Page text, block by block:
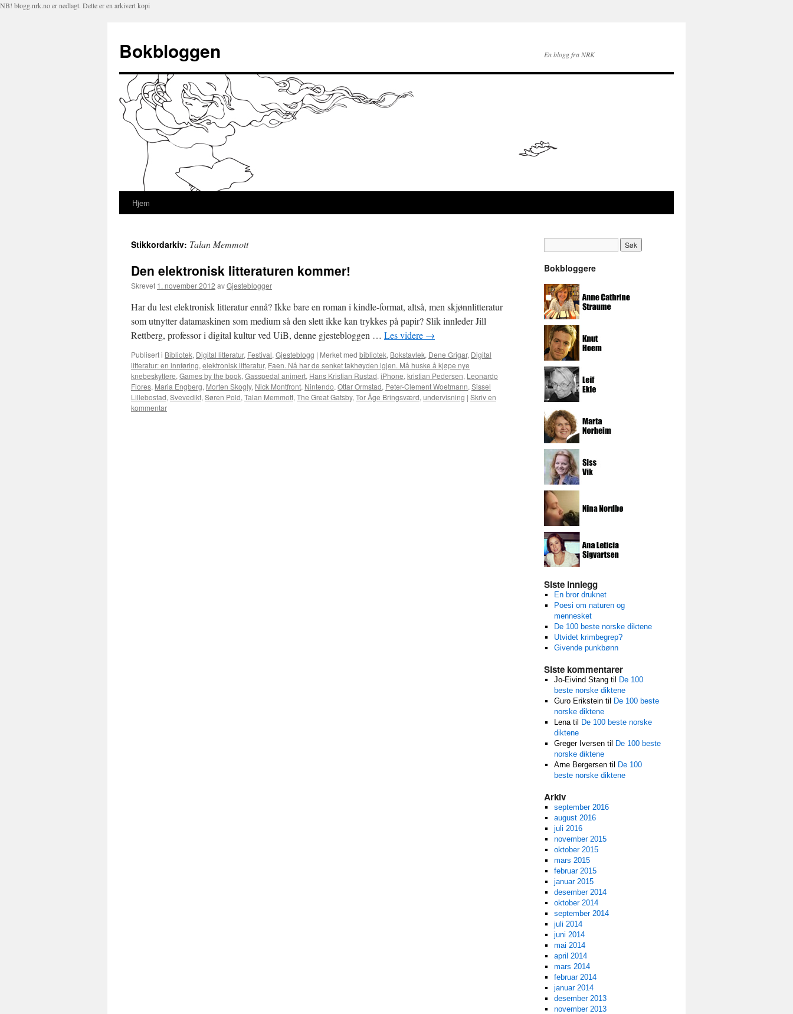
NB! blogg.nrk.no er nedlagt. Dette er en arkivert kopi
Bokbloggen En blogg fra NRK
Hopp
innhold
Hjem
Stikkordarkiv: Talan Memmott
Den elektronisk litteraturen kommer!
Skrevet 1. november 2012 avGjesteblogger
Har du lest elektronisk litteratur ennå? Ikke bare en roman i kindle-format, altså, men skjønnlitteratur
som utnytter datamaskinen som medium så den slett ikke kan trykkes på papir? Slik innleder Jill
Rettberg, professor i digital kultur ved UiB, denne gjestebloggen … Les videre →
Publisert i Bibliotek, Digital litteratur, Festival, Gjesteblogg | Merket med bibliotek, Bokstavlek, Dene Grigar, Digital
litteratur: en innføring, elektronisk litteratur, Faen. Nå har de senket takhøyden igjen. Må huske å kjøpe nye
knebeskyttere, Games by the book, Gasspedal animert, Hans Kristian Rustad, iPhone, kristian Pedersen, Leonardo
Flores, Maria Engberg, Morten Skogly, Nick Montfront, Nintendo, Ottar Ormstad, Peter-Clement Woetmann, Sissel
Lillebostad, Svevedikt, Søren Pold, Talan Memmott, The Great Gatsby, Tor Åge Bringsværd, undervisning | Skriv en
kommentar
Bokbloggere
Siste innlegg
En bror druknet
Poesi om naturen og
mennesket
De 100 beste norske diktene
Utvidet krimbegrep?
Givende punkbønn
Siste kommentarer
Jo-Eivind Stangtil
De 100
beste norske diktene
Guro Eriksteintil
De 100 beste
norske diktene
Lenatil
De 100 beste norske
diktene
Greger Iversentil
De 100 beste
norske diktene
Arne Bergersentil
De 100
beste norske diktene
Arkiv
september 2016
august 2016
juli 2016
november 2015
oktober 2015
mars 2015
februar 2015
januar 2015
desember 2014
oktober 2014
september 2014
juli 2014
juni 2014
mai 2014
april 2014
mars 2014
februar 2014
januar 2014
desember 2013
november 2013